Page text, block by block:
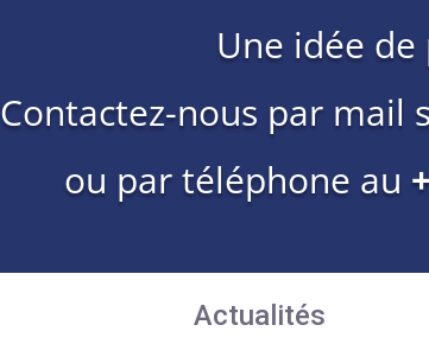
Une idée de
Contactez-nous par mail
ou par téléphone au
Actualités